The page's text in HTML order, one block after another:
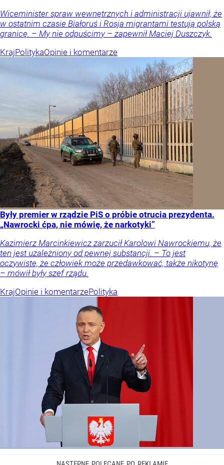
Wiceminister spraw wewnętrznych i administracji ujawnił, że
w ostatnim czasie Białoruś i Rosja migrantami testują polską
granicę. – My nie odpuścimy – zapewnił Maciej Duszczyk.
KrajPolitykaOpinie i komentarze
Były premier w rządzie PiS o próbie otrucia prezydenta.
„Nawrocki ćpa, nie mówię, że narkotyki”
Kazimierz Marcinkiewicz zarzucił Karolowi Nawrockiemu, że
ten jest uzależniony od pewnej substancji. – To jest
oczywiste, że człowiek może przedawkować, także nikotynę
– mówił były szef rządu.
KrajOpinie i komentarzePolityka